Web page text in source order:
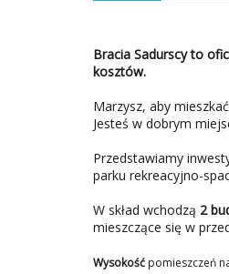
Bracia Sadurscy to
kosztów.
Marzysz, aby
Jesteś w dobrym
Przedstawiamy
parku rekreacyjno-
W skład wchodzą 2
mieszczące się w
Wysokość pomieszczeń